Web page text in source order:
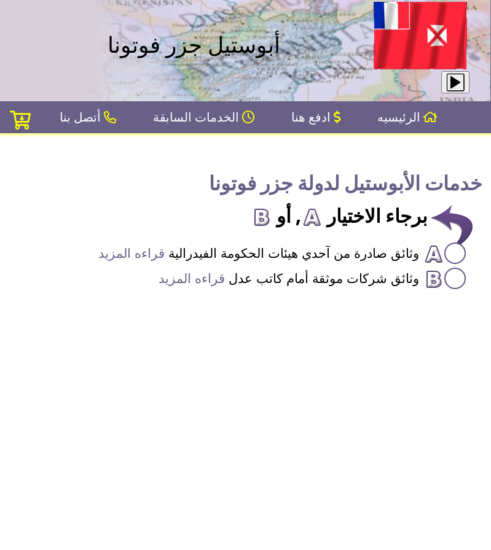
أبوستيل جزر فوتونا
الرئيسيه ادفع هنا الخدمات السابقة أتصل بنا
خدمات الأبوستيل لدولة جزر فوتونا
برجاء الاختيار , أو
وثائق صادرة من آحدي هيئات الحكومة الفيدرالية قراءه المزيد
وثائق شركات موثقة أمام كاتب عدل قراءه المزيد